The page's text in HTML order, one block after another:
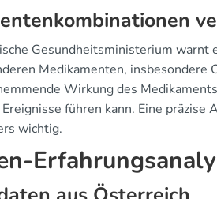
Gesundheitsministerium
Medikamenten, insbesondere
Wirkung des
führen kann. Eine
wichtig.